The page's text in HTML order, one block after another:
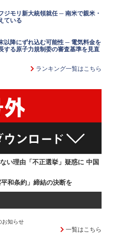
ジモリ新大統領就任 ─ 南米で親米・
ている
以降にずれ込む可能性 ─ 電気料金を
する原子力規制委の審査基準を見直
ランキング一覧はこちら
い理由「不正選挙」疑惑に 中国
和条約」締結の決断を
お知らせ
一覧はこちら